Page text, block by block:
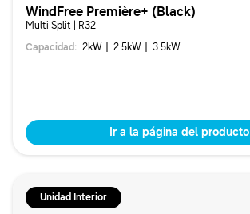
WindFree Première+ (Black)
Multi Split | R32
Capacidad : 2kW 2.5kW 3.5kW
Ir a la página del producto
Unidad Interior